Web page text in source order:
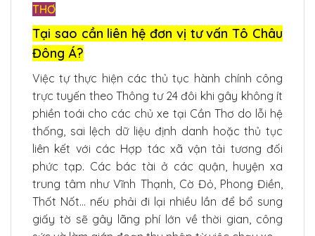
THƠ
Tại sao cần liên hệ đơn vị tư vấn Tô Châu
Đông Á?
Việc tự thực hiện các thủ tục hành chính công
trực tuyến theo Thông tư 24 đôi khi gây không ít
phiền toái cho các chủ xe tại Cần Thơ do lỗi hệ
thống, sai lệch dữ liệu định danh hoặc thủ tục
liên kết với các Hợp tác xã vận tải tương đối
phức tạp. Các bác tài ở các quận, huyện xa
trung tâm như Vĩnh Thạnh, Cờ Đỏ, Phong Điền,
Thốt Nốt… nếu phải đi lại nhiều lần để bổ sung
giấy tờ sẽ gây lãng phí lớn về thời gian, công